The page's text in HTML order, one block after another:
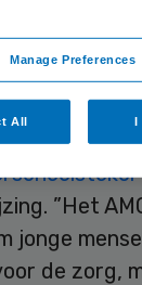
vreest een
”Het
jonge
de zorg,
Manage Preferences
All I